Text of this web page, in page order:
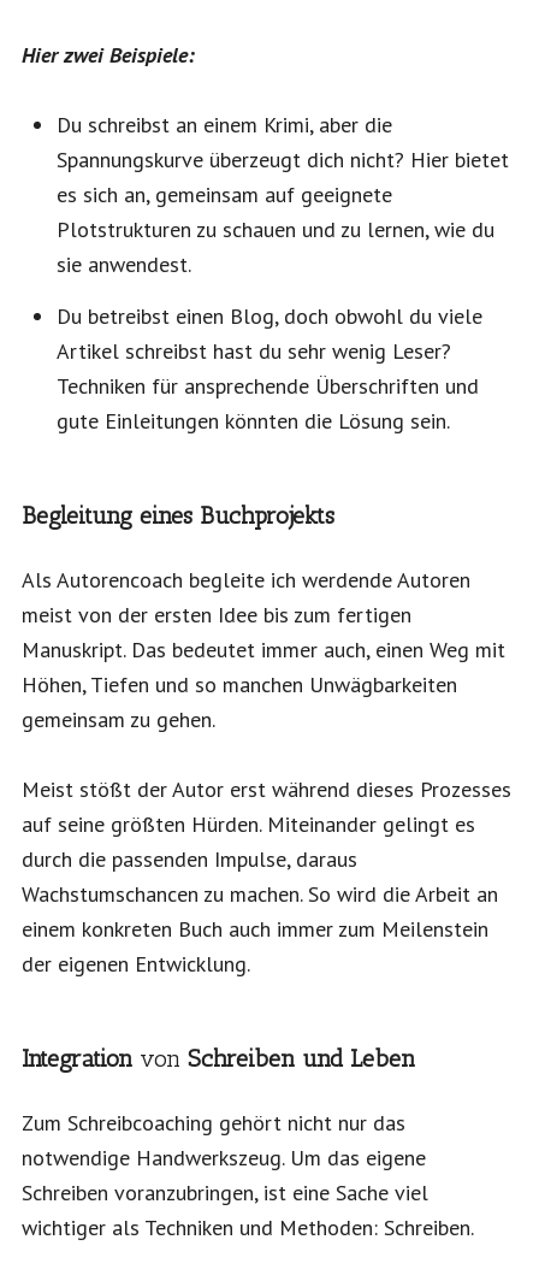
Hier zwei Beispiele:
Du schreibst an einem Krimi, aber die
Spannungskurve überzeugt dich nicht? Hier bietet
es sich an, gemeinsam auf geeignete
Plotstrukturen zu schauen und zu lernen, wie du
sie anwendest.
Du betreibst einen Blog, doch obwohl du viele
Artikel schreibst hast du sehr wenig Leser?
Techniken für ansprechende Überschriften und
gute Einleitungen könnten die Lösung sein.
Begleitung eines Buchprojekts
Als Autorencoach begleite ich werdende Autoren
meist von der ersten Idee bis zum fertigen
Manuskript. Das bedeutet immer auch, einen Weg mit
Höhen, Tiefen und so manchen Unwägbarkeiten
gemeinsam zu gehen.
Meist stößt der Autor erst während dieses Prozesses
auf seine größten Hürden. Miteinander gelingt es
durch die passenden Impulse, daraus
Wachstumschancen zu machen. So wird die Arbeit an
einem konkreten Buch auch immer zum Meilenstein
der eigenen Entwicklung.
Integration von Schreiben und Leben
Zum Schreibcoaching gehört nicht nur das
notwendige Handwerkszeug. Um das eigene
Schreiben voranzubringen, ist eine Sache viel
wichtiger als Techniken und Methoden: Schreiben.